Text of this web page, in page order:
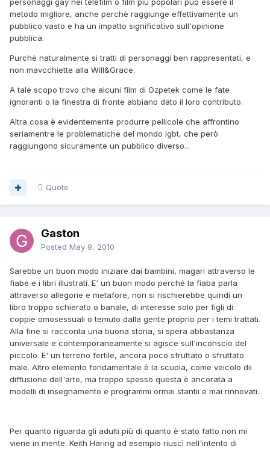
personaggi gay nei telefilm o film più popolari può essere il
metodo migliore, anche perchè raggiunge effettivamente un
pubblico vasto e ha un impatto significativo sull'opinione
pubblica.
Purchè naturalmente si tratti di personaggi ben rappresentati, e
non mavcchiette alla Will&Grace.
A tale scopo trovo che alcuni film di Ozpetek come le fate
ignoranti o la finestra di fronte abbiano dato il loro contributo.
Altra cosa è evidentemente produrre pellicole che affrontino
seriamentre le problematiche del mondo lgbt, che però
raggiungono sicuramente un pubblico diverso...
Quote
Gaston
Posted May 9, 2010
Sarebbe un buon modo iniziare dai bambini, magari attraverso le
fiabe e i libri illustrati. E' un buon modo perché la fiaba parla
attraverso allegorie e metafore, non si rischierebbe quindi un
libro troppo schierato o banale, di interesse solo per figli di
coppie omosessuali o temuto dalla gente proprio per i temi trattati.
Alla fine si racconta una buona storia, si spera abbastanza
universale e contemporaneamente si agisce sull'inconscio del
piccolo. E' un terreno fertile, ancora poco sfruttato o sfruttato
male. Altro elemento fondamentale è la scuola, come veicolo dii
diffusione dell'arte, ma troppo spesso questa è ancorata a
modelli di insegnamento e programmi ormai stantii e mai rinnovati.
Per quanto riguarda gli adulti più di quanto è stato fatto non mi
viene in mente. Keith Haring ad esempio riuscì nell'intento di